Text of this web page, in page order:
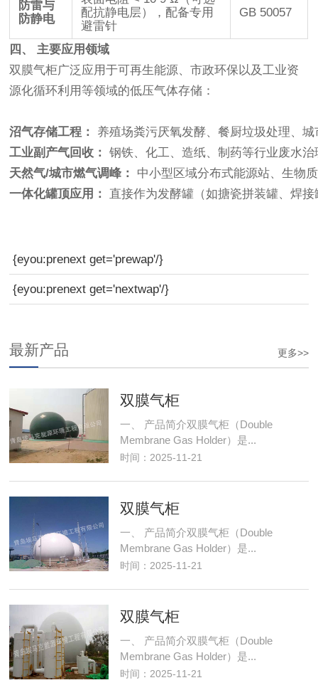
防雷与
防静电
配抗静电层），配备专用
避雷针
GB 50057
四、 主要应用领域
双膜气柜广泛应用于可再生能源、市政环保以及工业资
源化循环利用等领域的低压气体存储：
沼气存储工程：
养殖场粪污厌氧发酵、餐厨垃圾处理、
工业副产气回收：
钢铁、化工、造纸、制药等行业废水
天然气/城市燃气调峰：
中小型区域分布式能源站、生物
一体化罐顶应用：
直接作为发酵罐（如搪瓷拼装罐、焊
{eyou:prenext get='prewap'/}
{eyou:prenext get='nextwap'/}
更多>>
最新产品
双膜气柜
一、 产品简介双膜气柜（Double
Membrane Gas Holder）是...
时间：2025-11-21
双膜气柜
一、 产品简介双膜气柜（Double
Membrane Gas Holder）是...
时间：2025-11-21
双膜气柜
一、 产品简介双膜气柜（Double
Membrane Gas Holder）是...
时间：2025-11-21